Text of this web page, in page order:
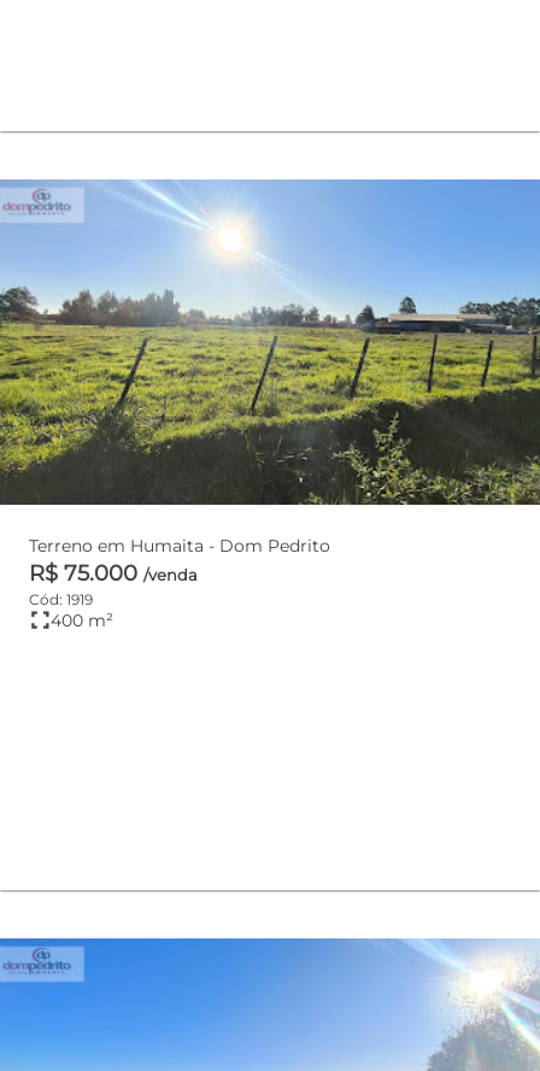
Terreno em Humaita - Dom Pedrito
R$ 75.000 /venda
Cód: 1919
fullscreen400 m²